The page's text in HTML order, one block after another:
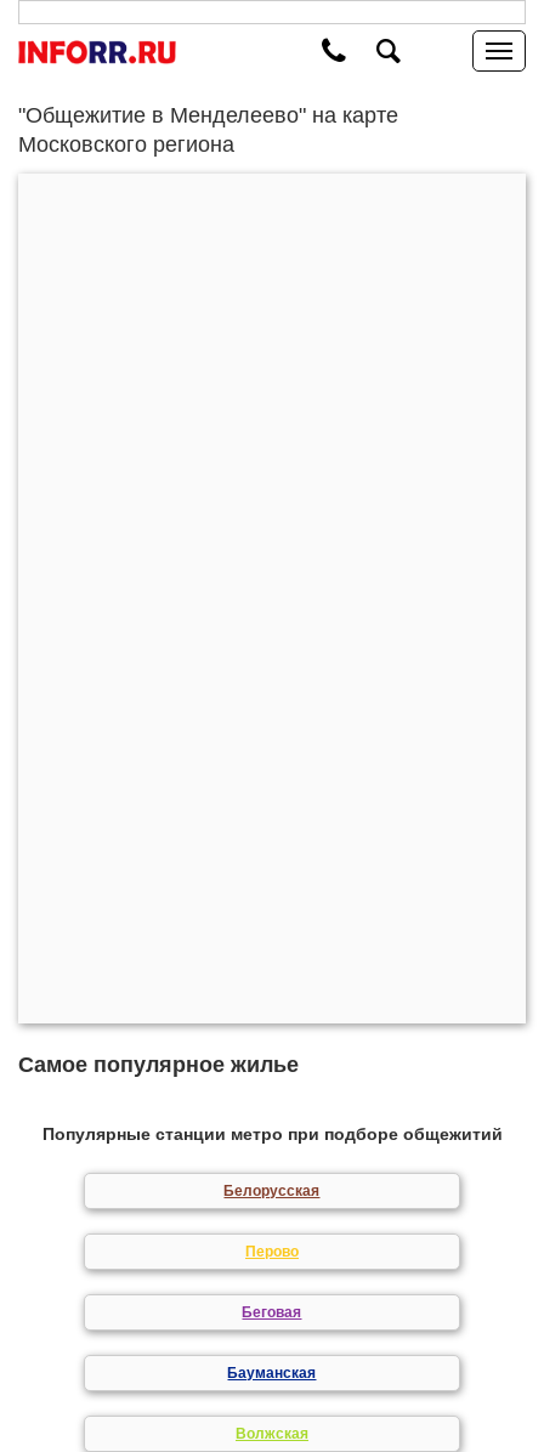
"Общежитие в Менделеево" на карте
Московского региона
Самое популярное жилье
Популярные станции метро при подборе общежитий
Белорусская
Перово
Беговая
Бауманская
Волжская